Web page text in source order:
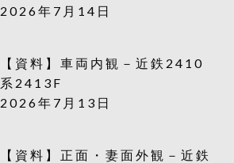
2026年7月14日
【資料】車両内観－近鉄2410
系2413F
2026年7月13日
【資料】正面・妻面外観－近鉄